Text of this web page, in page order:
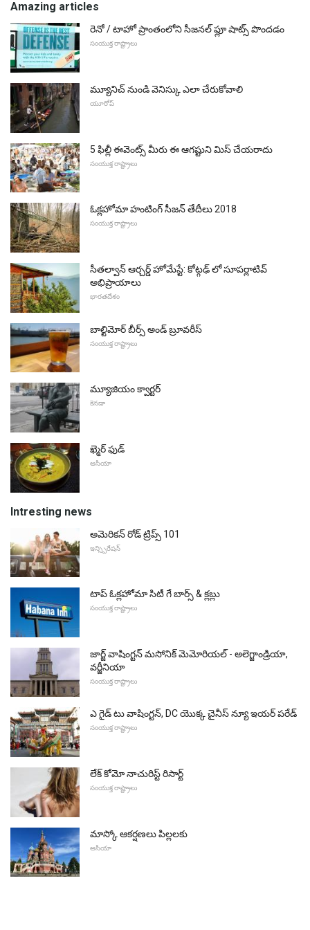
Amazing articles
రెనో / టాహో ప్రాంతంలోని సీజనల్ ఫ్లూ షాట్స్ పొందడం
సంయుక్త రాష్ట్రాలు
మ్యూనిచ్ నుండి వెనిస్కు ఎలా చేరుకోవాలి
యూరోప్
5 ఫిల్లీ ఈవెంట్స్ మీరు ఈ ఆగష్టుని మిస్ చేయరాదు
సంయుక్త రాష్ట్రాలు
ఓక్లహోమా హంటింగ్ సీజన్ తేదీలు 2018
సంయుక్త రాష్ట్రాలు
సీతల్వాన్ ఆర్చర్డ్ హోమేస్టే: కోట్గఢ్ లో సూపర్లాటివ్
అభిప్రాయాలు
భారతదేశం
బాల్టిమోర్ బీర్స్ అండ్ బ్రూవరీస్
సంయుక్త రాష్ట్రాలు
మ్యూజియం క్వార్టర్
కెనడా
ఖ్మెర్ ఫుడ్
ఆసియా
Intresting news
అమెరికన్ రోడ్ ట్రిప్స్ 101
ఇన్స్పిరేషన్
టాప్ ఓక్లహోమా సిటీ గే బార్స్ & క్లబ్లు
సంయుక్త రాష్ట్రాలు
జార్జ్ వాషింగ్టన్ మసోనిక్ మెమోరియల్ - అలెగ్జాండ్రియా,
వర్జీనియా
సంయుక్త రాష్ట్రాలు
ఎ గైడ్ టు వాషింగ్టన్, DC యొక్క చైనీస్ న్యూ ఇయర్ పరేడ్
సంయుక్త రాష్ట్రాలు
లేక్ కోమో నాచురిస్ట్ రిసార్ట్
సంయుక్త రాష్ట్రాలు
మాస్కో ఆకర్షణలు పిల్లలకు
ఆసియా